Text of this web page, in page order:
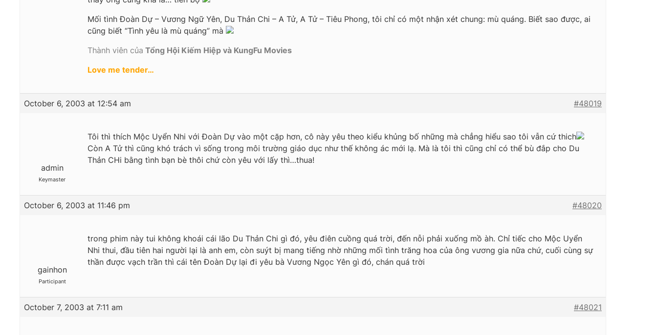
Mối tình Đoàn Dự – Vương Ngữ Yên, Du Thản Chi – A Tử, A Tử – Tiêu Phong, tôi chỉ có một nhận xét chung: mù quáng. Biết sao được, ai
cũng biết “Tình yêu là mù quáng” mà
Thành viên của Tổng Hội Kiếm Hiệp và KungFu Movies
Love me tender…
October 6, 2003 at 12:54 am #48019
admin
Keymaster
Tôi thì thích Mộc Uyển Nhi với Đoàn Dự vào một cặp hơn, cô này yêu theo kiểu khủng bố những mà chẳng hiểu sao tôi vẫn cứ thich
Còn A Tử thì cũng khó trách vì sống trong môi trường giáo dục như thế không ác mới lạ. Mà là tôi thì cũng chỉ có thể bù đắp cho Du
Thản CHi bằng tình bạn bè thôi chứ còn yêu với lấy thì…thua!
October 6, 2003 at 11:46 pm #48020
gainhon
Participant
trong phim này tui không khoái cái lão Du Thản Chi gì đó, yêu điên cuồng quá trời, đến nỗi phải xuống mồ àh. Chỉ tiếc cho Mộc Uyển
Nhi thui, đầu tiên hai người lại là anh em, còn suýt bị mang tiếng nhờ những mối tình trăng hoa của ông vương gia nữa chứ, cuối cùng sự
thần được vạch trần thì cái tên Đoàn Dự lại đi yêu bà Vương Ngọc Yên gì đó, chán quá trời
October 7, 2003 at 7:11 am #48021